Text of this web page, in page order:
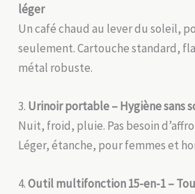
léger
Un café chaud au lever du soleil,
seulement. Cartouche standard,
métal robuste.
3. Urinoir portable – Hygiène sans
Nuit, froid, pluie. Pas besoin
Léger, étanche, pour femmes et
4.Outil multifonction 15-en-1 –